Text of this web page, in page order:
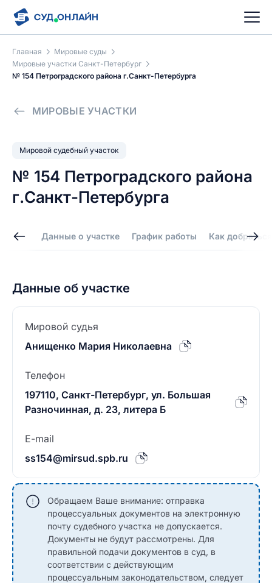
Главная
Мировые суды
Мировые участки Санкт-Петербург
№ 154 Петроградского района г.Санкт-Петербурга
МИРОВЫЕ УЧАСТКИ
Мировой судебный участок
№ 154 Петроградского района
г.Санкт-Петербурга
Данные о участке График работы Как добраться
Данные об участке
Мировой судья
Анищенко Мария Николаевна
Телефон
197110, Санкт-Петербург, ул. Большая
Разночинная, д. 23, литера Б
E-mail
ss154@mirsud.spb.ru
Обращаем Ваше внимание: отправка
процессуальных документов на электронную
почту судебного участка не допускается.
Документы не будут рассмотрены. Для
правильной подачи документов в суд, в
соответствии с действующим
процессуальным законодательством, следует